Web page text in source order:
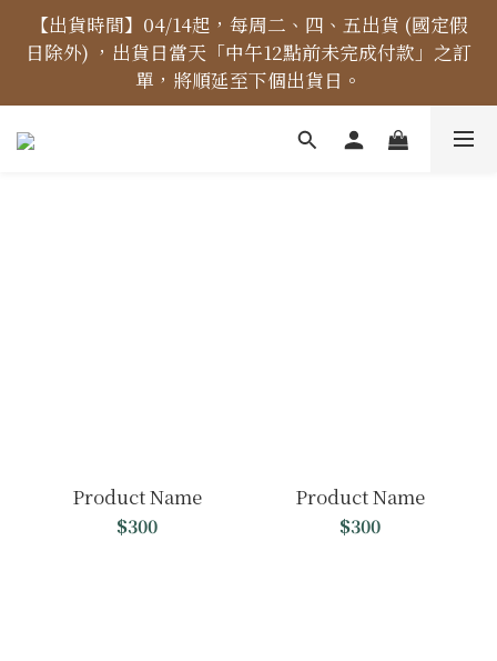
【價格標示更新】異象出版品-價格標示更新為原價，
折扣一律購物車計算。
【出貨時間】04/14起，每周二、四、五出貨 (國定假
日除外) ，出貨日當天「中午12點前未完成付款」之訂
單，將順延至下個出貨日。
【免運金額】台灣地區全站滿1000元免運費！
Product Name
$300
Product Name
$300